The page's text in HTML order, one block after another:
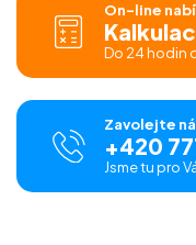
On-line
Do 24 hodin
Zavolejte
+420
Jsme tu pro